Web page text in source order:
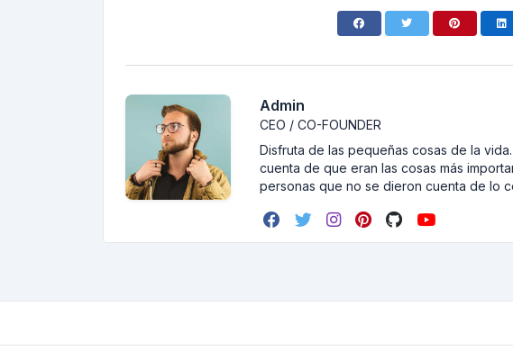
Admin
CEO / CO-FOUNDER
Disfruta de las pequeñas cosas de la
cuenta de que eran las cosas más
personas que no se dieron cuenta de lo